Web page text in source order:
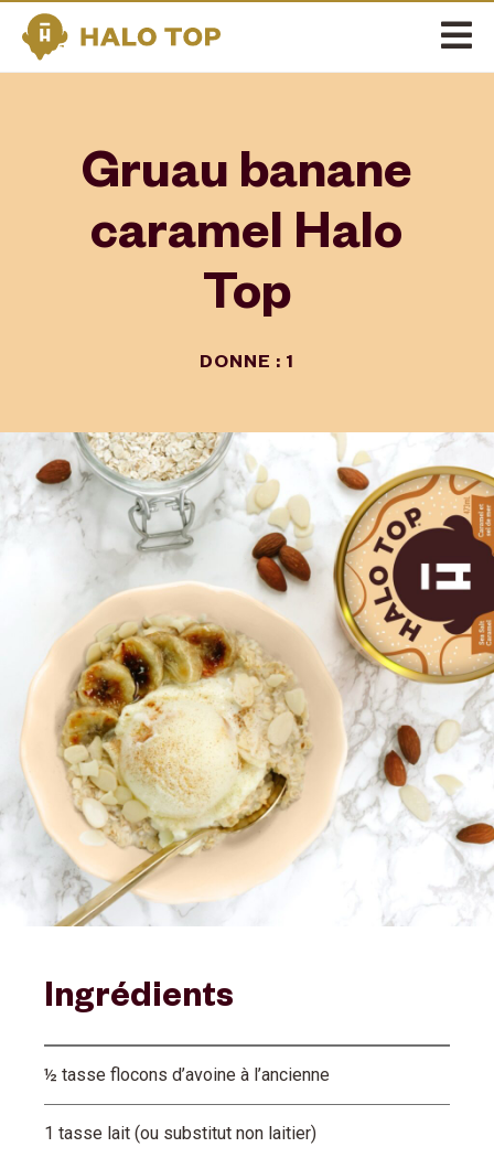
Gruau banane
caramel Halo
Top
DONNE : 1
Ingrédients
½ tasse flocons d’avoine à l’ancienne
1 tasse lait (ou substitut non laitier)